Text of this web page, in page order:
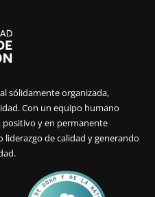
sólidamente organizada,
Con un equipo humano
y en permanente
de calidad y generando